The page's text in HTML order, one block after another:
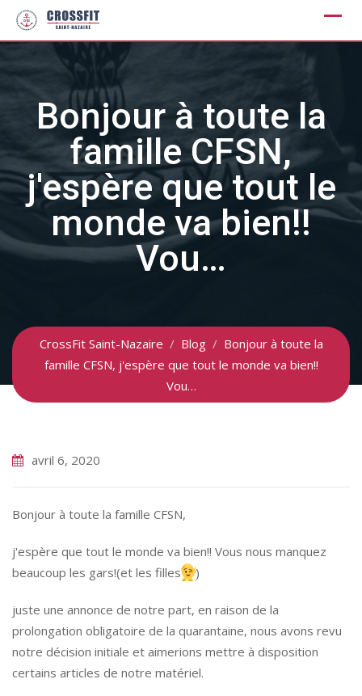
Skip
Bonjour à toute la
famille CFSN,
j'espère que tout le
monde va bien!!
Vou…
CrossFit Saint-Nazaire / Blog / Bonjour à toute la
famille CFSN, j'espère que tout le monde va bien!!
Vou…
avril 6, 2020
Bonjour à toute la famille CFSN,
j'espère que tout le monde va bien!! Vous nous manquez
beaucoup les gars!(et les filles
)
juste une annonce de notre part, en raison de la
prolongation obligatoire de la quarantaine, nous avons revu
notre décision initiale et aimerions mettre à disposition
certains articles de notre matériel.